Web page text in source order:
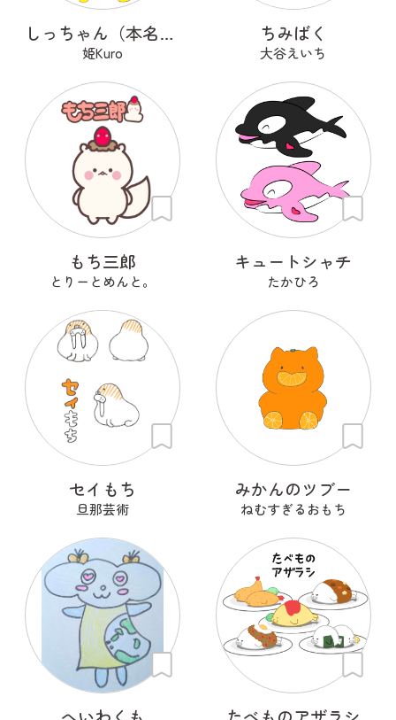
しっちゃん（本名：七味）
姫Kuro
ちみばく
大谷えいち
もち三郎
とりーとめんと。
キュートシャチ
たかひろ
セイもち
旦那芸術
みかんのツブー
ねむすぎるおもち